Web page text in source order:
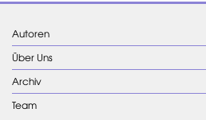
Autoren
Über Uns
Archiv
Team